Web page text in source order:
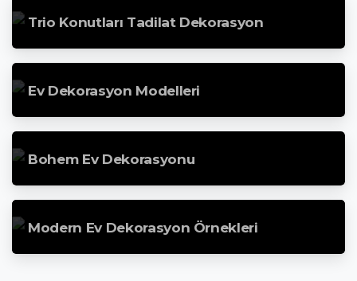
Trio Konutları Tadilat Dekorasyon
Ev Dekorasyon Modelleri
Bohem Ev Dekorasyonu
Modern Ev Dekorasyon Örnekleri